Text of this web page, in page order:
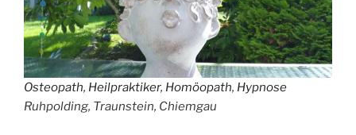
Osteopath, Heilpraktiker, Homöopath, Hypnose
Ruhpolding, Traunstein, Chiemgau